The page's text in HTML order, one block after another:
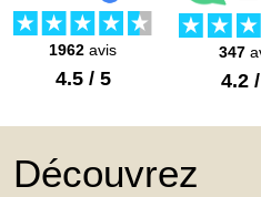
1962 avis
4.5 / 5
347
4.2
Découvrez